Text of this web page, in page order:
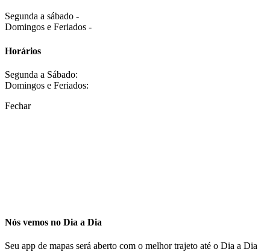
Segunda a sábado -
Domingos e Feriados -
Horários
Segunda a Sábado:
Domingos e Feriados:
Fechar
Nós vemos no Dia a Dia
Seu app de mapas será aberto com o melhor trajeto até o Dia a Dia